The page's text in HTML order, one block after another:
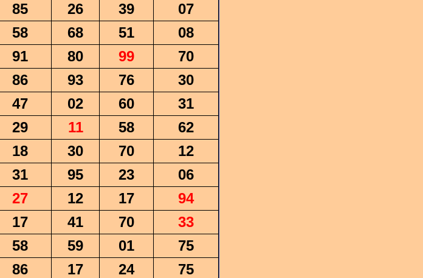
85 26 39
07
58 68 51
08
91 80 99
70
86 93 76
30
47 02 60
31
29 11 58
62
18 30 70
12
31 95 23
06
27 12 17
94
17 41 70
33
58 59 01
75
86 17 24
75